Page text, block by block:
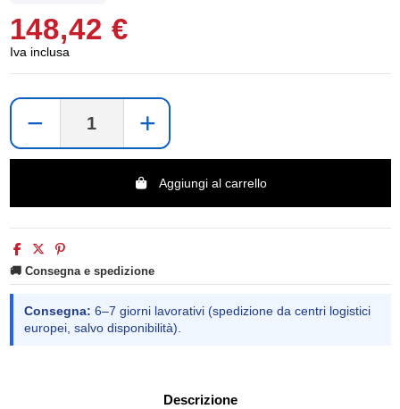
148,42 €
Iva inclusa
− +
Aggiungi al carrello
🚚 Consegna e spedizione
Consegna: 6–7 giorni lavorativi (spedizione da centri logistici
europei, salvo disponibilità).
Descrizione